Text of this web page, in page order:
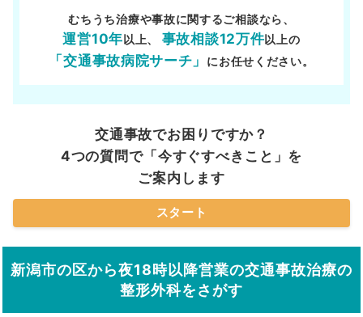
むちうち治療や事故に関するご相談なら、
運営10年以上、 事故相談12万件以上の
「交通事故病院サーチ」 にお任せください。
交通事故でお困りですか？
4つの質問で「今すぐすべきこと」を
ご案内します
スタート
新潟市の区から夜18時以降営業の交通事故治療の
整形外科をさがす